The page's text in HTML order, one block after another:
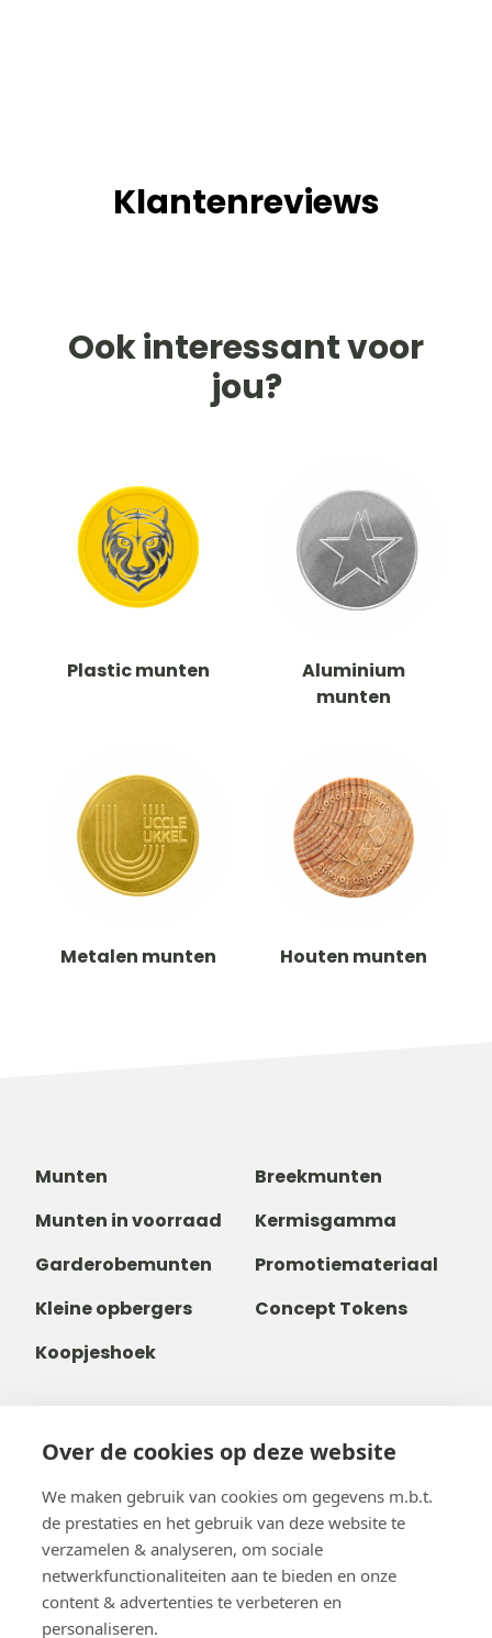
Over de cookies op deze website
We maken gebruik van cookies om gegevens m.b.t.
de prestaties en het gebruik van deze website te
verzamelen & analyseren, om sociale
netwerkfunctionaliteiten aan te bieden en onze
content & advertenties te verbeteren en
personaliseren.
Klantenreviews
Ook interessant voor
jou?
Plastic munten
Aluminium
munten
Metalen munten Houten munten
Munten
Breekmunten
Munten in voorraad
Kermisgamma
Garderobemunten
Promotiemateriaal
Kleine opbergers
Concept Tokens
Koopjeshoek
+31 40 80 800 68
+32488237146
info@b-token.eu
Facebook
Instagram
YouTube
LinkedIn